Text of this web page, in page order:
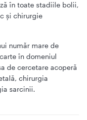
în toate stadiile bolii,
și chirurgie
număr mare de
în domeniul
de cercetare acoperă
chirurgia
sarcinii.